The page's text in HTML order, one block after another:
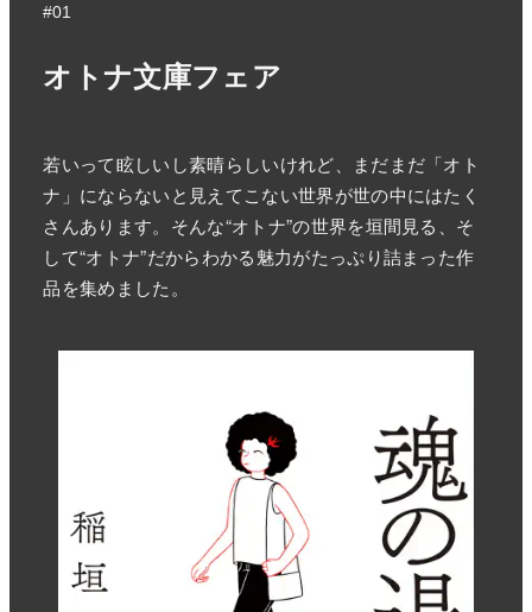
#01
オトナ文庫フェア
若いって眩しいし素晴らしいけれど、まだまだ「オト
ナ」にならないと見えてこない世界が世の中にはたく
さんあります。そんな“オトナ”の世界を垣間見る、そ
して“オトナ”だからわかる魅力がたっぷり詰まった作
品を集めました。